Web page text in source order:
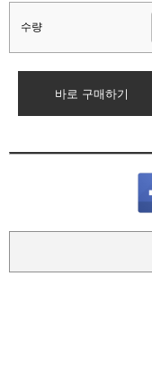
수량
바로 구매하기